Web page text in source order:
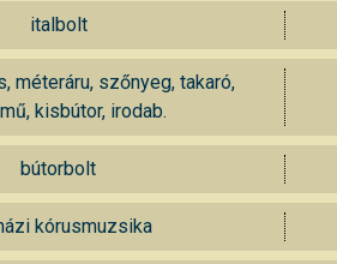
italbolt
méteráru, szőnyeg, takaró,
kisbútor, irodab.
bútorbolt
kórusmuzsika